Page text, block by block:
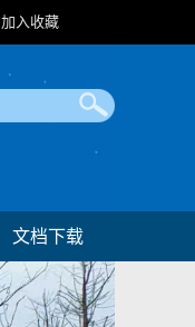
加入收藏
文档下载